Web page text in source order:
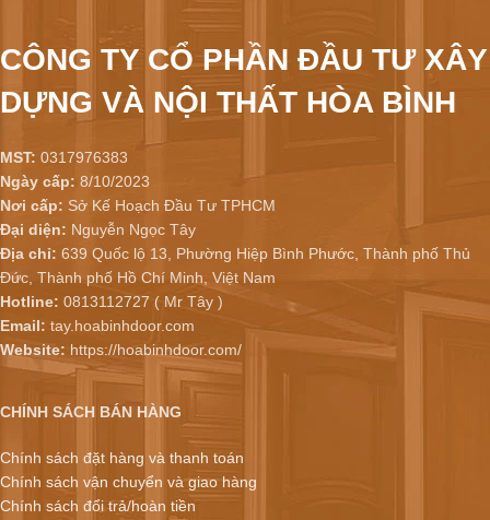
CÔNG TY CỔ PHẦN ĐẦU TƯ XÂY
DỰNG VÀ NỘI THẤT HÒA BÌNH
MST: 0317976383
Ngày cấp: 8/10/2023
Nơi cấp: Sở Kế Hoạch Đầu Tư TPHCM
Đại diện: Nguyễn Ngọc Tây
Địa chỉ: 639 Quốc lộ 13, Phường Hiệp Bình Phước, Thành phố Thủ
Đức, Thành phố Hồ Chí Minh, Việt Nam
Hotline: 0813112727 ( Mr Tây )
Email: tay.hoabinhdoor.com
Website: https://hoabinhdoor.com/
CHÍNH SÁCH BÁN HÀNG
Chính sách đặt hàng và thanh toán
Chính sách vận chuyển và giao hàng
Chính sách đổi trả/hoàn tiền